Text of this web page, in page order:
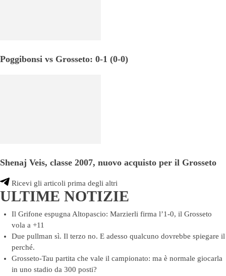
Poggibonsi vs Grosseto: 0-1 (0-0)
Shenaj Veis, classe 2007, nuovo acquisto per il Grosseto
Ricevi gli articoli prima degli altri
ULTIME NOTIZIE
Il Grifone espugna Altopascio: Marzierli firma l’1-0, il Grosseto
vola a +11
Due pullman sì. Il terzo no. E adesso qualcuno dovrebbe spiegare il
perché.
Grosseto-Tau partita che vale il campionato: ma è normale giocarla
in uno stadio da 300 posti?